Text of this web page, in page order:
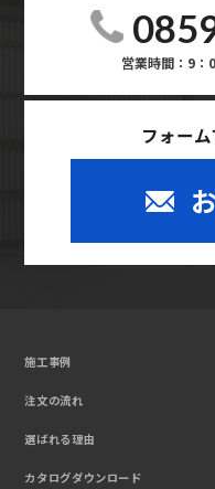
営業時間：9
フォー
施工事例
注文の流れ
選ばれる理由
カタログダウンロード